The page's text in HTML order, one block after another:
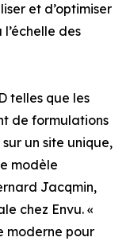
et d’optimiser
des
telles que les
de formulations
un site unique,
modèle
Jacqmin,
chez Envu. «
moderne pour